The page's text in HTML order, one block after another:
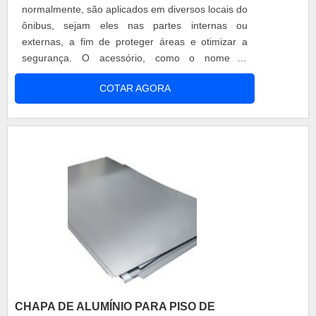
extremamente essencial que ele seja adquirido
por uma empresa especializada e qualificada. Ao
fazer uma rápida pesquisa, logo será possível
identificar a Federal Bus como a melhor opção,
para ônibusA Federal Bus tem como maior
pelos clientes no ramo de Auto-Peças voltada
para comercialização de peças para Carrocerias
de Ônibus e Micro-Ônibus nos estados do
forma responsável e rentável, fornecendo
produtos de qualidade e preço justo e
principalmente atendendo as necessidades dos
clientes,fornecedores e parceiros. Para serviços e
normalmente, são aplicados em diversos locais do
ônibus, sejam eles nas partes internas ou
externas, a fim de proteger áreas e otimizar a
segurança. O acessório, como o nome já
esclarece, é feito de PVC, sigla para definir o
policloreto de vinila, um dos mais importantes
polímeros sintéticos de plástico do mundo.o
e adquiridos por diversos clientes, mas, mais
especificamente, atende as expectativas das
empresas que possuem ônibus e micro-ônibus
cores pretas ou amarelas. E, o produto oferece,
ainda, mais vantagens como: Variedade;
Qualidade; Abrangência; Pronta-entrega. Por
conta de tamanha importância que o produto
apresenta, é extremamente essencial que ele seja
COTAR AGORA
CHAPA DE ALUMÍNIO PARA PISO DE